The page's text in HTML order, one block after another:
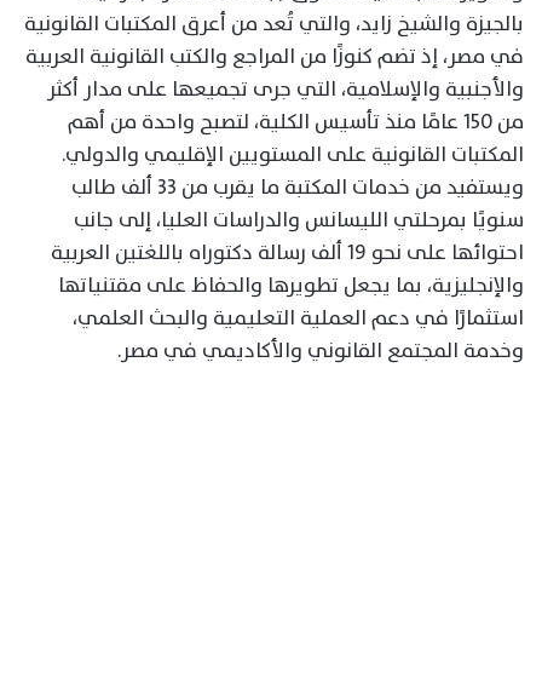
بالجيزة والشيخ زايد، والتي تُعد من أعرق المكتبات القانونية
في مصر، إذ تضم كنوزًا من المراجع والكتب القانونية العربية
والأجنبية والإسلامية، التي جرى تجميعها على مدار أكثر
من 150 عامًا منذ تأسيس الكلية، لتصبح واحدة من أهم
المكتبات القانونية على المستويين الإقليمي والدولي.
ويستفيد من خدمات المكتبة ما يقرب من 33 ألف طالب
سنويًا بمرحلتي الليسانس والدراسات العليا، إلى جانب
احتوائها على نحو 19 ألف رسالة دكتوراه باللغتين العربية
والإنجليزية، بما يجعل تطويرها والحفاظ على مقتنياتها
استثمارًا في دعم العملية التعليمية والبحث العلمي،
وخدمة المجتمع القانوني والأكاديمي في مصر.